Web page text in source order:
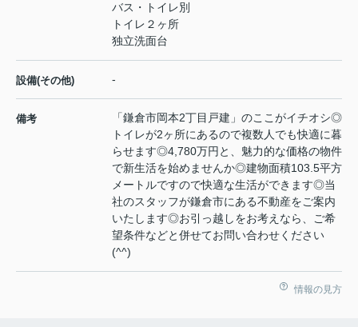
バス・トイレ別
トイレ２ヶ所
独立洗面台
設備(その他) -
備考
「鎌倉市岡本2丁目戸建」のここがイチオシ◎
トイレが2ヶ所にあるので複数人でも快適に暮
らせます◎4,780万円と、魅力的な価格の物件
で新生活を始めませんか◎建物面積103.5平方
メートルですので快適な生活ができます◎当
社のスタッフが鎌倉市にある不動産をご案内
いたします◎お引っ越しをお考えなら、ご希
望条件などと併せてお問い合わせください
(^^)
情報の見方